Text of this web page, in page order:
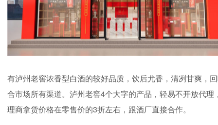
有泸州老窖浓香型白酒的较好品质，饮后尤香，清冽甘爽，
合市场所有渠道。泸州老窖4个大字的产品，轻易不开放代
理商拿货价格在零售价的3折左右，跟酒厂直接合作。